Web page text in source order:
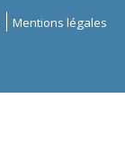
Mentions légales